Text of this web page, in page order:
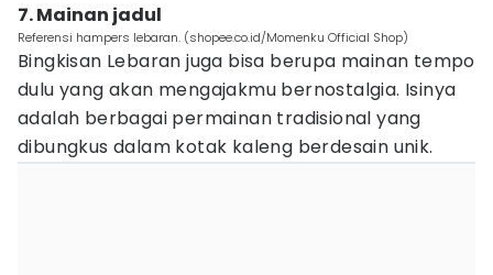
7. Mainan jadul
Referensi hampers lebaran. (shopee.co.id/Momenku Official Shop)
Bingkisan Lebaran juga bisa berupa mainan tempo
dulu yang akan mengajakmu bernostalgia. Isinya
adalah berbagai permainan tradisional yang
dibungkus dalam kotak kaleng berdesain unik.